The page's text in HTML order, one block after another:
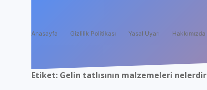
Anasayfa Gizlilik Politikası Yasal Uyarı Hakkımızda
Etiket: Gelin tatlısının malzemeleri nelerdir